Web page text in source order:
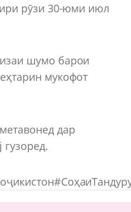
рӯзи 30-юми июл
шумо барои
мукофот
дар